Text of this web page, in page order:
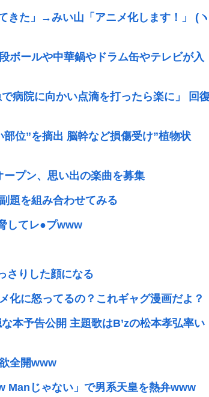
きた」→みい山「アニメ化します！」 (ヽ
ボールや中華鍋やドラム缶やテレビが入
病院に向かい点滴を打ったら楽に」 回復
位”を摘出 脳幹など損傷受け”植物状
プン、思い出の楽曲を募集
題を組み合わせてみる
してレ●プwww
さりした顔になる
化に怒ってるの？これギャグ漫画だよ？
本予告公開 主題歌はB’zの松本孝弘率い
全開www
Manじゃない」で男系天皇を熱弁www